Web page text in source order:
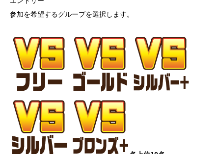
参加を希望するグループを選択します。